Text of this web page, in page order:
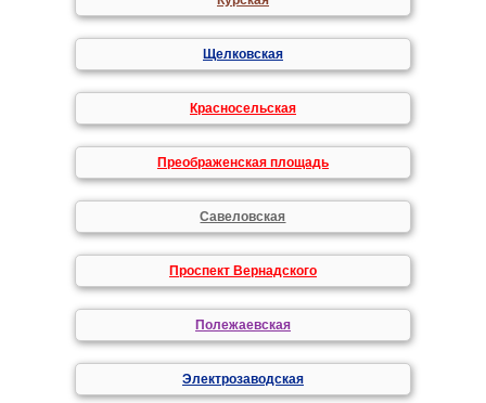
Щелковская
Красносельская
Преображенская площадь
Савеловская
Проспект Вернадского
Полежаевская
Электрозаводская